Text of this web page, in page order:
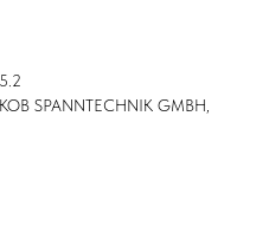
SPANNTECHNIK GMBH,